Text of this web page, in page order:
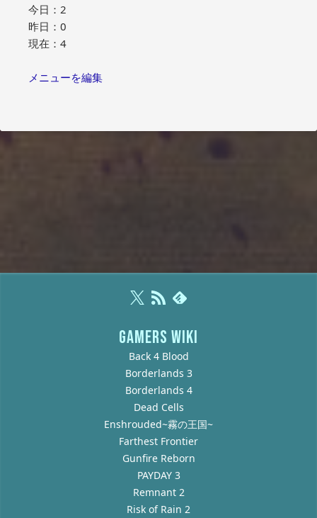
今日：2
昨日：0
現在：4
メニューを編集
GAMERS WIKI
Back 4 Blood
Borderlands 3
Borderlands 4
Dead Cells
Enshrouded~霧の王国~
Farthest Frontier
Gunfire Reborn
PAYDAY 3
Remnant 2
Risk of Rain 2